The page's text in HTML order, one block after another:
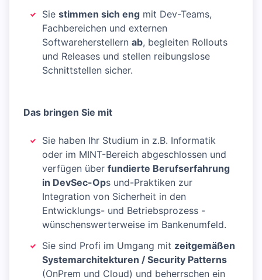
Sie stimmen sich eng mit Dev-Teams,
Fachbereichen und externen
Softwareherstellern ab, begleiten Rollouts
und Releases und stellen reibungslose
Schnittstellen sicher.
Das bringen Sie mit
Sie haben Ihr Studium in z.B. Informatik
oder im MINT-Bereich abgeschlossen und
verfügen über fundierte Berufserfahrung
in DevSec-Ops und-Praktiken zur
Integration von Sicherheit in den
Entwicklungs- und Betriebsprozess -
wünschenswerterweise im Bankenumfeld.
Sie sind Profi im Umgang mit zeitgemäßen
Systemarchitekturen / Security Patterns
(OnPrem und Cloud) und beherrschen ein